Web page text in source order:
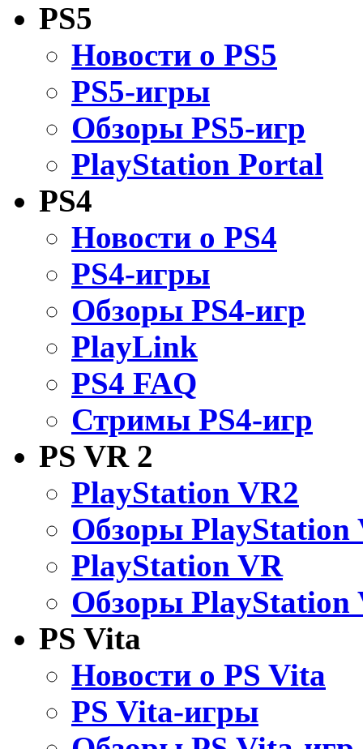
PS5
Новости о PS5
PS5-игры
Обзоры PS5-игр
PlayStation Portal
PS4
Новости о PS4
PS4-игры
Обзоры PS4-игр
PlayLink
PS4 FAQ
Стримы PS4-игр
PS VR 2
PlayStation VR2
Обзоры PlayStation
PlayStation VR
Обзоры PlayStation
PS Vita
Новости о PS Vita
PS Vita-игры